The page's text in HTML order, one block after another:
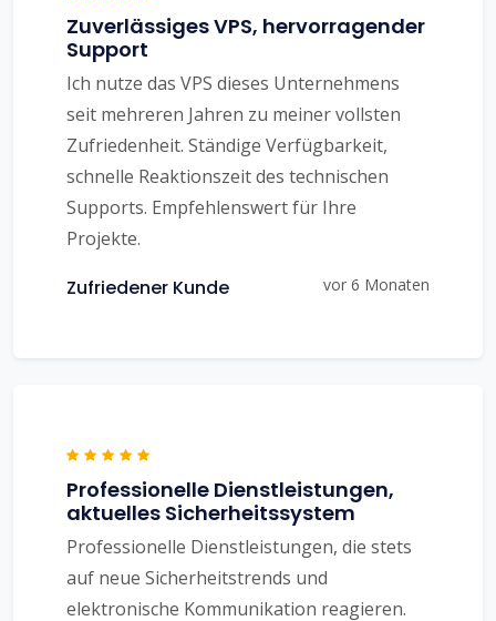
Zuverlässiges VPS, hervorragender
Support
Ich nutze das VPS dieses Unternehmens
seit mehreren Jahren zu meiner vollsten
Zufriedenheit. Ständige Verfügbarkeit,
schnelle Reaktionszeit des technischen
Supports. Empfehlenswert für Ihre
Projekte.
Zufriedener Kunde vor 6 Monaten
Professionelle Dienstleistungen,
aktuelles Sicherheitssystem
Professionelle Dienstleistungen, die stets
auf neue Sicherheitstrends und
elektronische Kommunikation reagieren.